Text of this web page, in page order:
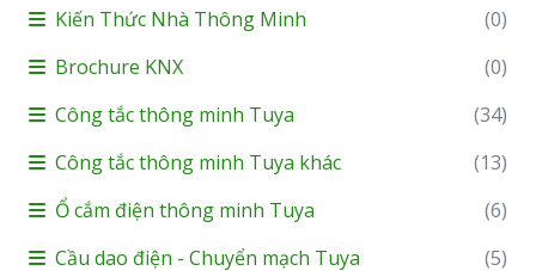
Kiến Thức Nhà Thông Minh
(0)
Brochure KNX
(0)
Công tắc thông minh Tuya
(34)
Công tắc thông minh Tuya khác
(13)
Ổ cắm điện thông minh Tuya
(6)
Cầu dao điện - Chuyển mạch Tuya
(5)